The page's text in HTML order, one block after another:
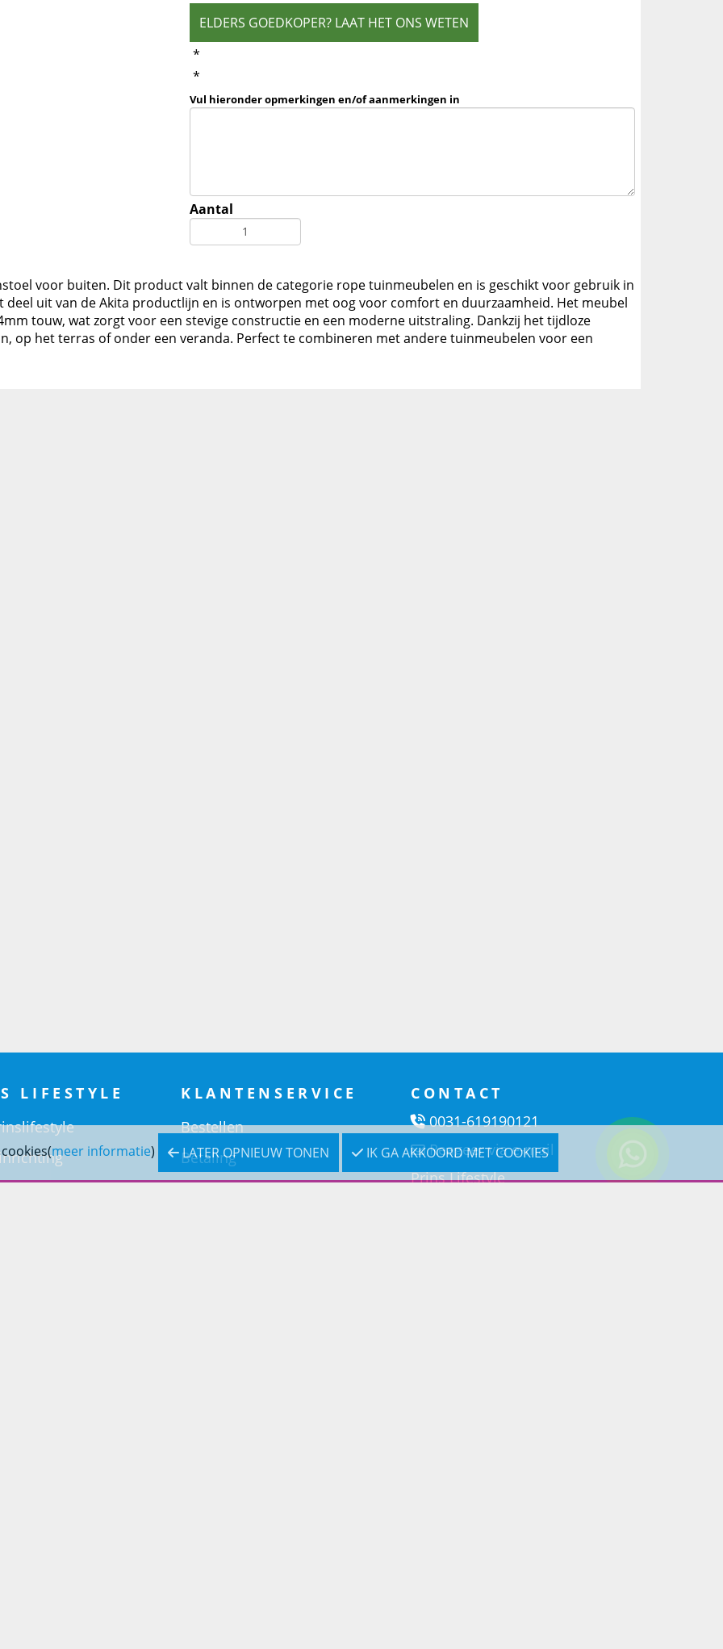
ELDERS GOEDKOPER? LAAT HET ONS WETEN
*
*
Vul hieronder opmerkingen en/of aanmerkingen in
Aantal
voor buiten. Dit product valt binnen de categorie rope tuinmeubelen en is geschikt voor gebruik in
uit van de Akita productlijn en is ontworpen met oog voor comfort en duurzaamheid. Het meubel
touw, wat zorgt voor een stevige constructie en een moderne uitstraling. Dankzij het tijdloze
op het terras of onder een veranda. Perfect te combineren met andere tuinmeubelen voor een
meer informatie) LATER OPNIEUW TONEN IK GA AKKOORD MET COOKIES
LIFESTYLE KLANTENSERVICE
Bestellen
Betaling
Verzending & bezorging
CONTACT
0031-619190121
Reageer via e-mail
Prins Lifestyle